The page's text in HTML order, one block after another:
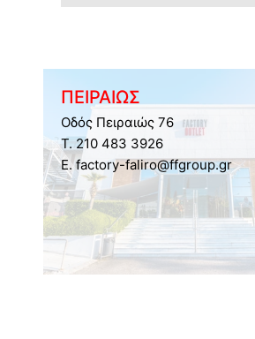
ΠΕΙΡΑΙΩΣ
Οδός Πειραιώς 76
Τ. 210 483 3926
E. factory-faliro@ffgroup.gr